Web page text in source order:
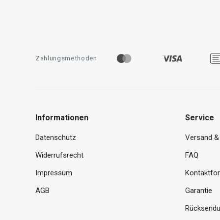
Zahlungsmethoden
Informationen
Datenschutz
Widerrufsrecht
Impressum
AGB
Service
Versand
FAQ
Garantie